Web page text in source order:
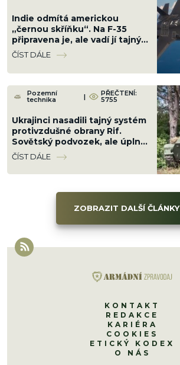
Indie odmítá americkou
„černou skříňku“. Na F-35
připravena je, ale vadí jí tajný
systém a astronomická cena
za provoz
ČÍST DÁLE
Pozemní
technika | PŘEČTENÍ:
5755
Ukrajinci nasadili tajný systém
protivzdušné obrany Rif.
Sovětský podvozek, ale úplně
jiná hra proti letounům
ČÍST DÁLE
ZOBRAZIT DALŠÍ ČLÁNKY
KONTAKT
REDAKCE
KARIÉRA
COOKIES
ETICKÝ KODEX
O NÁS